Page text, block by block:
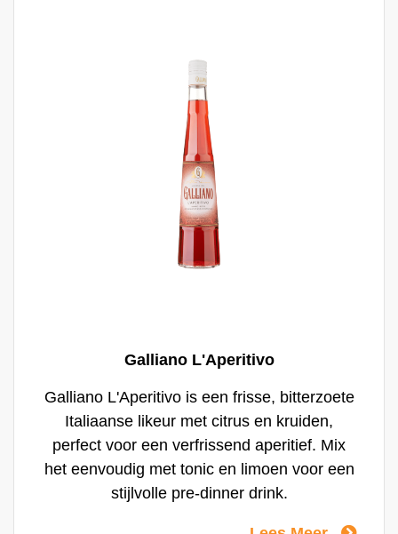
Galliano L'Aperitivo
Galliano L'Aperitivo is een frisse, bitterzoete
Italiaanse likeur met citrus en kruiden,
perfect voor een verfrissend aperitief. Mix
het eenvoudig met tonic en limoen voor een
stijlvolle pre-dinner drink.